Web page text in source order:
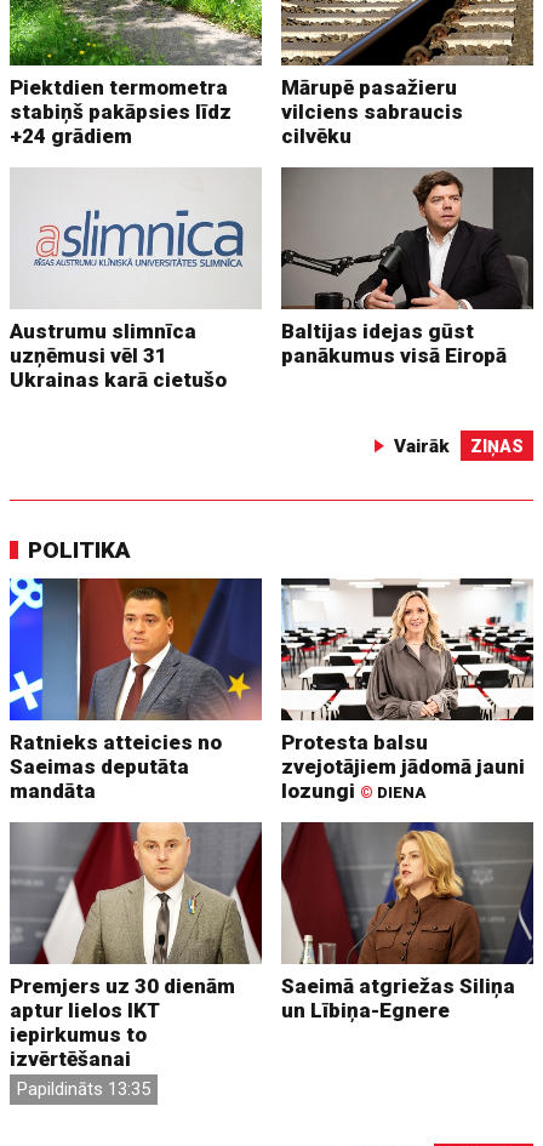
Piektdien termometra
stabiņš pakāpsies līdz
+24 grādiem
Mārupē pasažieru
vilciens sabraucis
cilvēku
Austrumu slimnīca
uzņēmusi vēl 31
Ukrainas karā cietušo
Baltijas idejas gūst
panākumus visā Eiropā
Vairāk ZIŅAS
POLITIKA
Ratnieks atteicies no
Saeimas deputāta
mandāta
Protesta balsu
zvejotājiem jādomā jauni
lozungi © DIENA
Premjers uz 30 dienām
aptur lielos IKT
iepirkumus to
izvērtēšanai
Papildināts 13:35
Saeimā atgriežas Siliņa
un Lībiņa-Egnere